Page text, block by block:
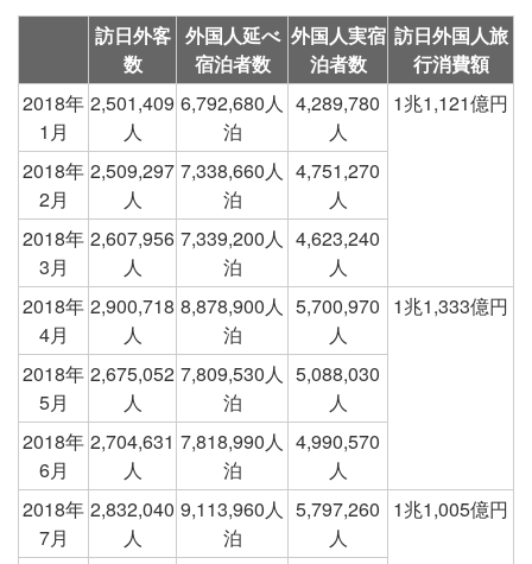
訪日外客
数
外国人延べ
宿泊者数
外国人実宿
泊者数
訪日外国人旅
行消費額
2018年
1月
2,501,409
人
6,792,680人
泊
4,289,780
人
1兆1,121億円
2018年
2月
2,509,297
人
7,338,660人
泊
4,751,270
人
2018年
3月
2,607,956
人
7,339,200人
泊
4,623,240
人
2018年
4月
2,900,718
人
8,878,900人
泊
5,700,970
人
1兆1,333億円
2018年
5月
2,675,052
人
7,809,530人
泊
5,088,030
人
2018年
6月
2,704,631
人
7,818,990人
泊
4,990,570
人
2018年
7月
2,832,040
人
9,113,960人
泊
5,797,260
人
1兆1,005億円